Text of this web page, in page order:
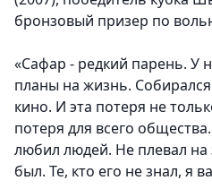
бронзовый призер по
«Сафар - редкий парень. У
планы на жизнь. Собирался
кино. И эта потеря не
потеря для всего
любил людей. Не плевал
был. Те, кто его не знал, я